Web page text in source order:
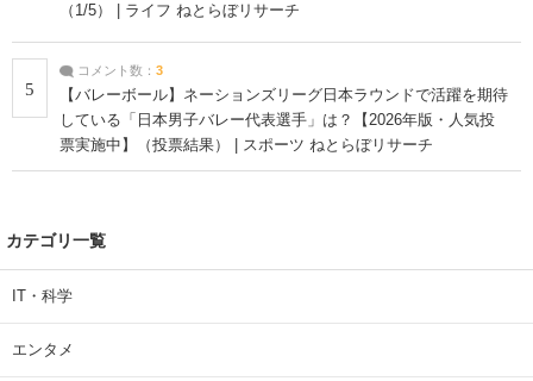
（1/5） | ライフ ねとらぼリサーチ
5
コメント数： 3
【バレーボール】ネーションズリーグ日本ラウンドで活躍を期待
している「日本男子バレー代表選手」は？【2026年版・人気投
票実施中】（投票結果） | スポーツ ねとらぼリサーチ
カテゴリ一覧
IT・科学
エンタメ